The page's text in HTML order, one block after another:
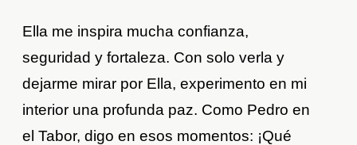
Ella me inspira mucha confianza,
seguridad y fortaleza. Con solo verla y
dejarme mirar por Ella, experimento en mi
interior una profunda paz. Como Pedro en
el Tabor, digo en esos momentos: ¡Qué